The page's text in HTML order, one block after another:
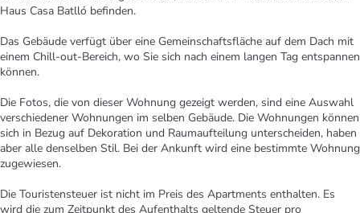
Haus Casa Batlló befinden.
Das Gebäude verfügt über eine Gemeinschaftsfläche auf dem Dach mit
einem Chill-out-Bereich, wo Sie sich nach einem langen Tag entspannen
können.
Die Fotos, die von dieser Wohnung gezeigt werden, sind eine Auswahl
verschiedener Wohnungen im selben Gebäude. Die Wohnungen können
sich in Bezug auf Dekoration und Raumaufteilung unterscheiden, haben
aber alle denselben Stil. Bei der Ankunft wird eine bestimmte Wohnung
zugewiesen.
Die Touristensteuer ist nicht im Preis des Apartments enthalten. Es
wird die zum Zeitpunkt des Aufenthalts geltende Steuer pro